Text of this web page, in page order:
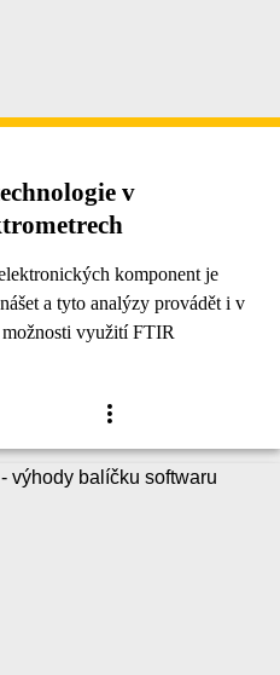
v
komponent je
a tyto analýzy provádět i v
možnosti využití FTIR